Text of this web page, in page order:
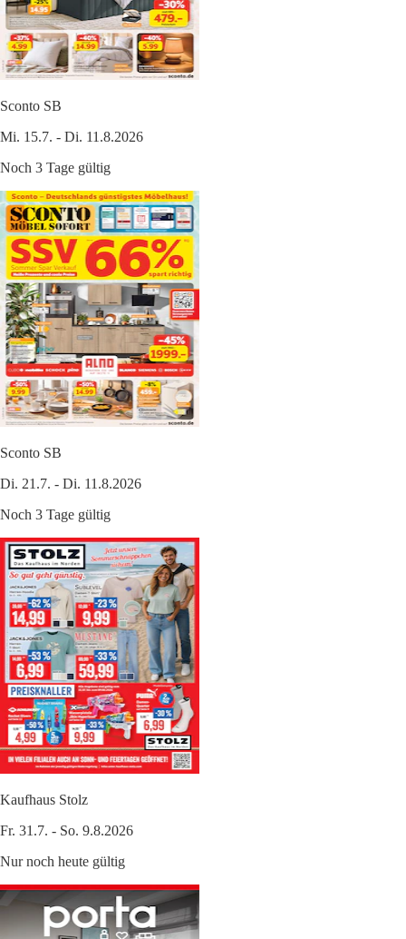
Sconto SB
Mi. 15.7. - Di. 11.8.2026
Noch 3 Tage gültig
Sconto SB
Di. 21.7. - Di. 11.8.2026
Noch 3 Tage gültig
Kaufhaus Stolz
Fr. 31.7. - So. 9.8.2026
Nur noch heute gültig